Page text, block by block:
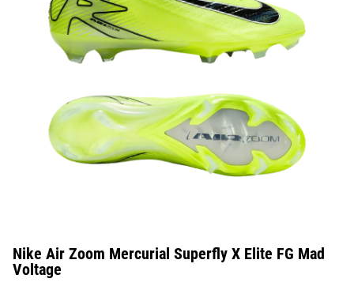
Nike Air Zoom Mercurial Superfly X Elite FG Mad
Voltage